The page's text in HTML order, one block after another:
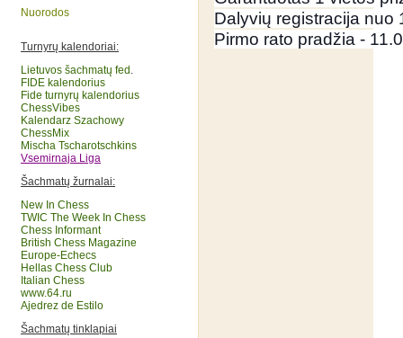
Nuorodos
Turnyrų kalendoriai:
Lietuvos šachmatų fed .
FIDE kalendorius
Fide turnyrų kalendorius
ChessVibes
Kalendarz Szachowy
ChessMix
Mischa Tscharotschkins
Vsemirnaja Liga
Šachmatų žurnalai:
New In Chess
TWIC The Week In Chess
Chess Informant
British Chess Magazine
Europe-Echecs
Hellas Chess Club
Italian Chess
www.64.ru
Ajedrez de Estilo
Šachmatų tinklapiai
Dalyvių registracija nuo
Pirmo rato pradžia -